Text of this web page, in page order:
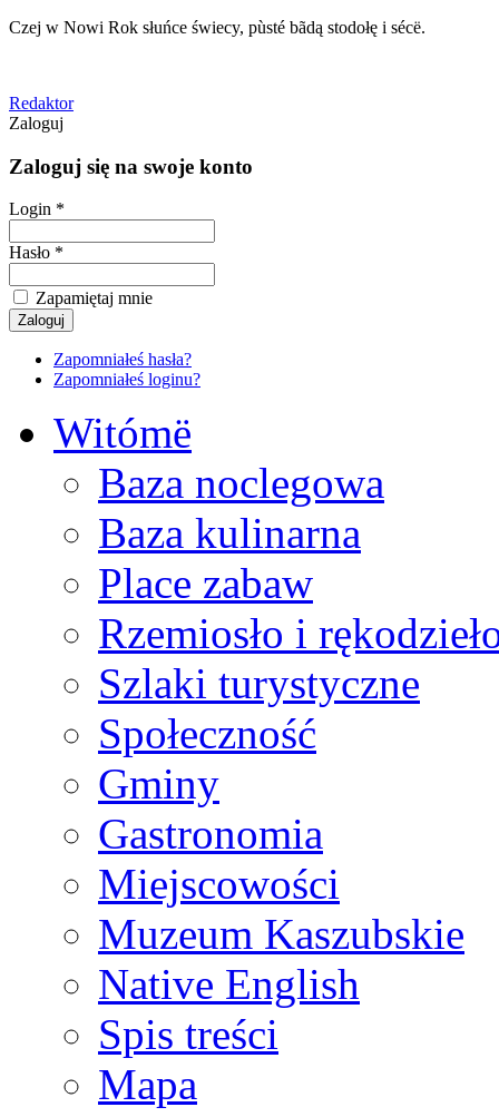
Czej w Nowi Rok słuńce świecy, pùsté bãdą stodołę i sécë.
Redaktor
Zaloguj
Zaloguj się na swoje konto
Login *
Hasło *
Zapamiętaj mnie
Zapomniałeś hasła?
Zapomniałeś loginu?
Witómë
Baza noclegowa
Baza kulinarna
Place zabaw
Rzemiosło i
Szlaki turystyczne
Społeczność
Gminy
Gastronomia
Miejscowości
Muzeum Kaszubskie
Native English
Spis treści
Mapa